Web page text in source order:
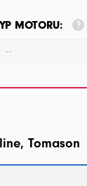
MOTORU:
--
Tomason